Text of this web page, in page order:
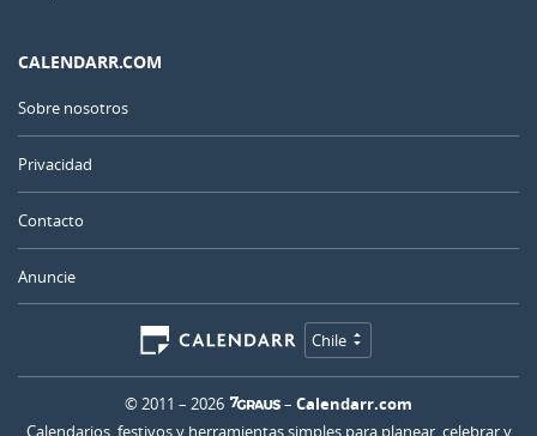
CALENDARR.COM
Sobre nosotros
Privacidad
Contacto
Anuncie
Chile
© 2011 – 2026 – Calendarr.com
Calendarios, festivos y herramientas simples para planear, celebrar y